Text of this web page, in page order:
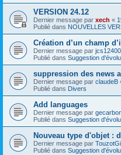
VERSION 24.12
Dernier message par xech «
Publié dans NOUVELLES
Création d’un champ
Dernier message par jcs12400
Publié dans Suggestion
suppression des news
Dernier message par claudeB
Publié dans Divers
Add languages
Dernier message par
Publié dans Suggestion
Nouveau type d'objet :
Dernier message par
Publié dans Suggestion